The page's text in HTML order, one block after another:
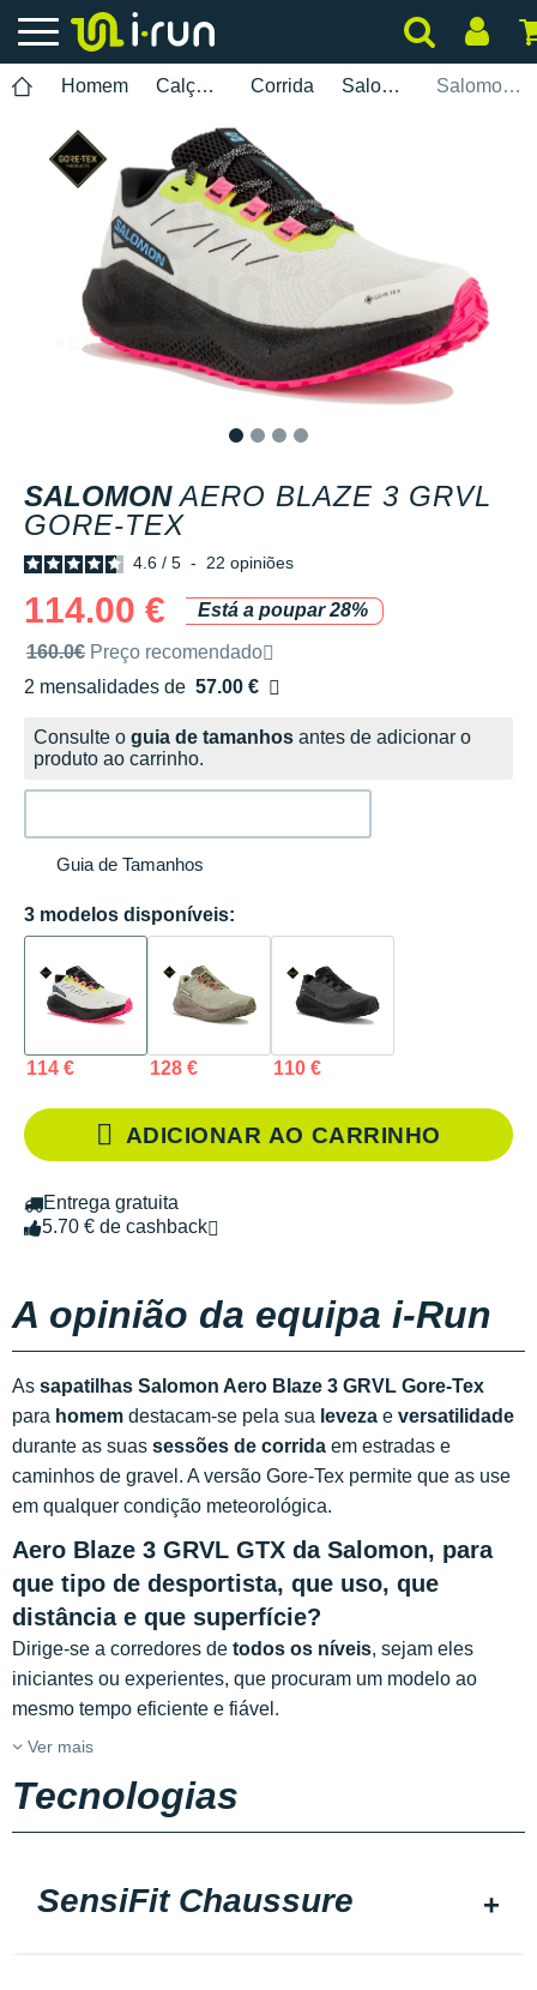
Homem Calçados Corrida Salomon Salomon Aero Blaze 3 GRVL Gore-Tex
SALOMON AERO BLAZE 3 GRVL
GORE-TEX
4.6 / 5 - 22 opiniões
114.00 €
Está a poupar 28%
Preço de venda recomendado pela marca
160.0€ Preço recomendado
2 mensalidades de 57.00 €
sem custos
Consulte o guia de tamanhos antes de adicionar o
produto ao carrinho.
Guia de Tamanhos
3 modelos disponíveis:
114 € 128 € 110 €
ADICIONAR AO CARRINHO
Entrega gratuita
5.70 € de cashback
A opinião da equipa i-Run
As sapatilhas Salomon Aero Blaze 3 GRVL Gore-Tex
para homem destacam-se pela sua leveza e versatilidade
durante as suas sessões de corrida em estradas e
caminhos de gravel. A versão Gore-Tex permite que as use
em qualquer condição meteorológica.
Aero Blaze 3 GRVL GTX da Salomon, para
que tipo de desportista, que uso, que
distância e que superfície?
Dirige-se a corredores de todos os níveis, sejam eles
iniciantes ou experientes, que procuram um modelo ao
mesmo tempo eficiente e fiável.
Ver mais
Tecnologias
SensiFit Chaussure